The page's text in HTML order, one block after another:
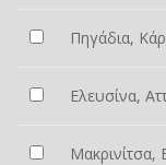
Πηγάδια,
Ελευσίνα,